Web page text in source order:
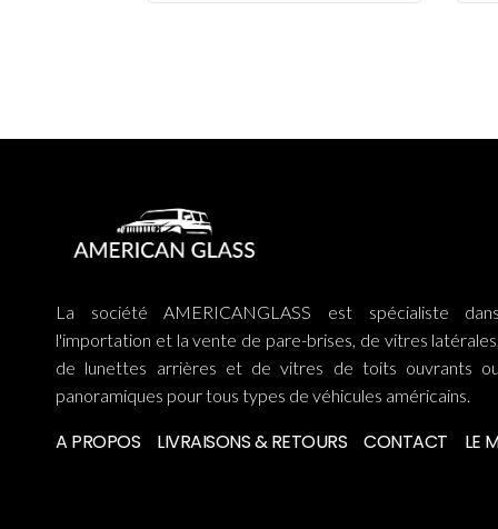
La société AMERICANGLASS est spécialiste dans
l'importation et la vente de pare-brises, de vitres latérales,
de lunettes arrières et de vitres de toits ouvrants ou
panoramiques pour tous types de véhicules américains.
A PROPOS LIVRAISONS & RETOURS CONTACT LE